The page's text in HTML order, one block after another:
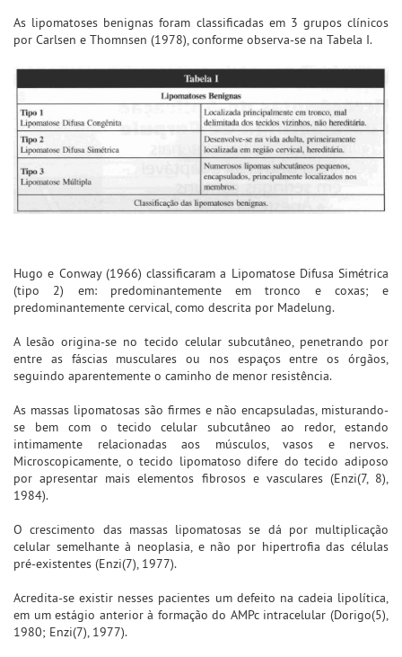
As lipomatoses benignas foram classificadas em 3 grupos clínicos
por Carlsen e Thomnsen (1978), conforme observa-se na Tabela I.
Hugo e Conway (1966) classificaram a Lipomatose Difusa Simétrica
(tipo 2) em: predominantemente em tronco e coxas; e
predominantemente cervical, como descrita por Madelung.
A lesão origina-se no tecido celular subcutâneo, penetrando por
entre as fáscias musculares ou nos espaços entre os órgãos,
seguindo aparentemente o caminho de menor resistência.
As massas lipomatosas são firmes e não encapsuladas, misturando-
se bem com o tecido celular subcutâneo ao redor, estando
intimamente relacionadas aos músculos, vasos e nervos.
Microscopicamente, o tecido lipomatoso difere do tecido adiposo
por apresentar mais elementos fibrosos e vasculares (Enzi(7, 8),
1984).
O crescimento das massas lipomatosas se dá por multiplicação
celular semelhante à neoplasia, e não por hipertrofia das células
pré-existentes (Enzi(7), 1977).
Acredita-se existir nesses pacientes um defeito na cadeia lipolítica,
em um estágio anterior à formação do AMPc intracelular (Dorigo(5),
1980; Enzi(7), 1977).